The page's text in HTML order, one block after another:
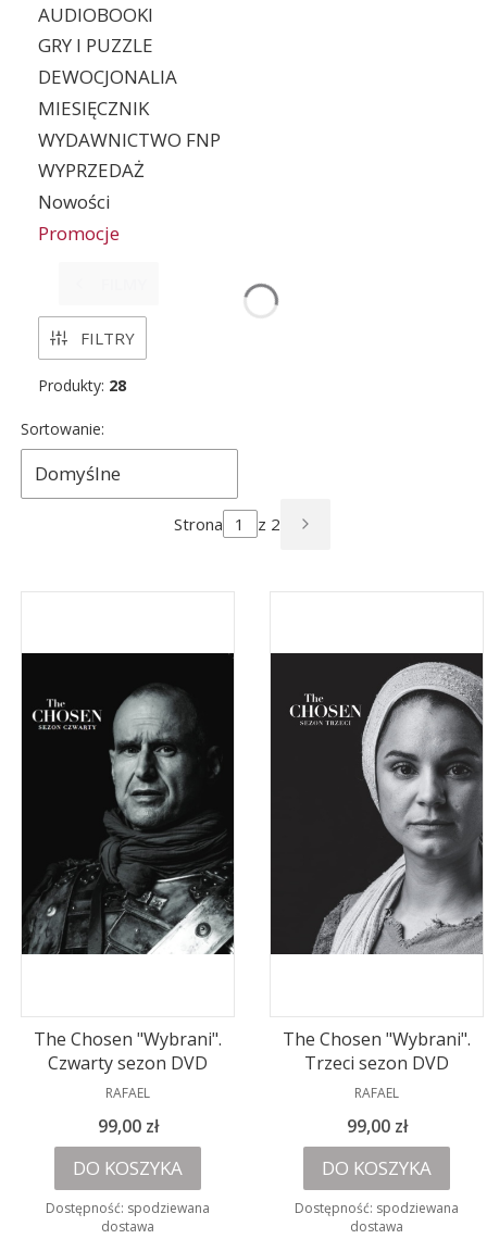
AUDIOBOOKI
GRY I PUZZLE
DEWOCJONALIA
MIESIĘCZNIK
WYDAWNICTWO FNP
WYPRZEDAŻ
Nowości
Promocje
FILTRY
Produkty: 28
Lista produktów
Sortowanie:
Domyślne
Strona z 2 NASTĘPNE
The Chosen "Wybrani".
Czwarty sezon DVD
PRODUCENT
RAFAEL
Cena
99,00 zł
DO KOSZYKA
Dostępność: spodziewana
dostawa
The Chosen "Wybrani".
Trzeci sezon DVD
PRODUCENT
RAFAEL
Cena
99,00 zł
DO KOSZYKA
Dostępność: spodziewana
dostawa